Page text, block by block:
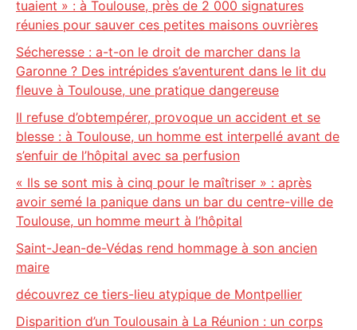
tuaient » : à Toulouse, près de 2 000 signatures
réunies pour sauver ces petites maisons ouvrières
Sécheresse : a-t-on le droit de marcher dans la
Garonne ? Des intrépides s’aventurent dans le lit du
fleuve à Toulouse, une pratique dangereuse
Il refuse d’obtempérer, provoque un accident et se
blesse : à Toulouse, un homme est interpellé avant de
s’enfuir de l’hôpital avec sa perfusion
« Ils se sont mis à cinq pour le maîtriser » : après
avoir semé la panique dans un bar du centre-ville de
Toulouse, un homme meurt à l’hôpital
Saint-Jean-de-Védas rend hommage à son ancien
maire
découvrez ce tiers-lieu atypique de Montpellier
Disparition d’un Toulousain à La Réunion : un corps